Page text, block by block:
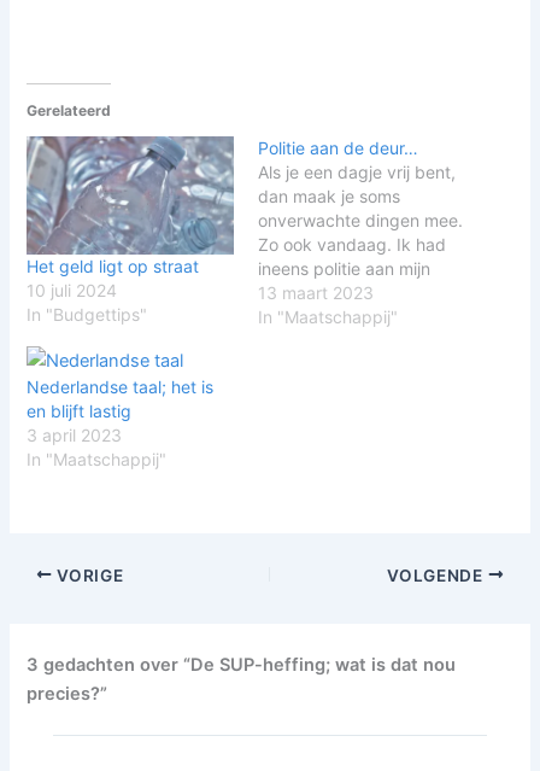
Gerelateerd
Het geld ligt op straat
10 juli 2024
In "Budgettips"
Politie aan de deur…
Als je een dagje vrij bent,
dan maak je soms
onverwachte dingen mee.
Zo ook vandaag. Ik had
ineens politie aan mijn
deur staan. Of nou ja, het
begon iets anders, maar
13 maart 2023
In "Maatschappij"
Nederlandse taal; het is
en blijft lastig
3 april 2023
In "Maatschappij"
VORIGE VOLGENDE
3 gedachten over “De SUP-heffing; wat is dat nou
precies?”